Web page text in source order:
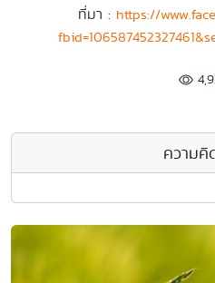
ที่มา : https://
ความคิ